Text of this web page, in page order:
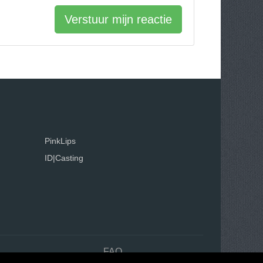
Verstuur mijn reactie
PinkLips
ID|Casting
FAQ